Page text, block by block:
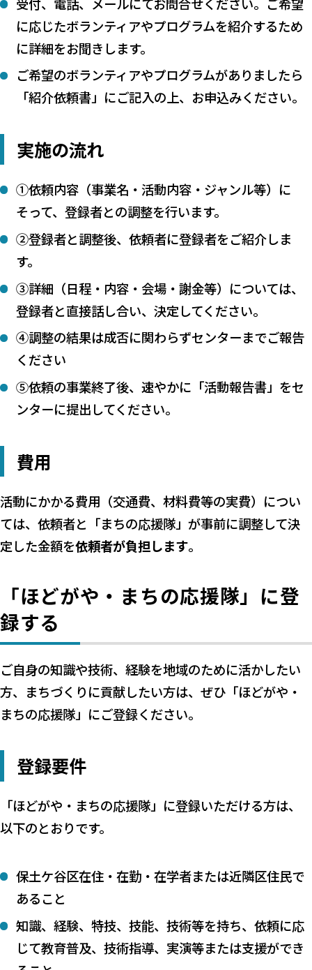
に応じたボランティアやプログラムを紹介するため
に詳細をお聞きします。
ご希望のボランティアやプログラムがありましたら
「紹介依頼書」にご記入の上、お申込みください。
実施の流れ
①依頼内容（事業名・活動内容・ジャンル等）に
そって、登録者との調整を行います。
②登録者と調整後、依頼者に登録者をご紹介しま
す。
③詳細（日程・内容・会場・謝金等）については、
登録者と直接話し合い、決定してください。
④調整の結果は成否に関わらずセンターまでご報告
ください
⑤依頼の事業終了後、速やかに「活動報告書」をセ
ンターに提出してください。
費用
活動にかかる費用（交通費、材料費等の実費）につい
ては、依頼者と「まちの応援隊」が事前に調整して決
定した金額を依頼者が負担します。
「ほどがや・まちの応援隊」に登
録する
ご自身の知識や技術、経験を地域のために活かしたい
方、まちづくりに貢献したい方は、ぜひ「ほどがや・
まちの応援隊」にご登録ください。
登録要件
「ほどがや・まちの応援隊」に登録いただける方は、
以下のとおりです。
保土ケ谷区在住・在勤・在学者または近隣区住民で
あること
知識、経験、特技、技能、技術等を持ち、依頼に応
じて教育普及、技術指導、実演等または支援ができ